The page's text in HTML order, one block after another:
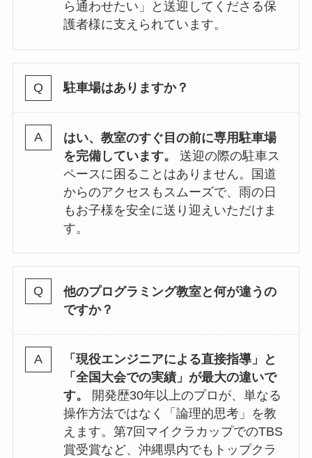
ら通わせたい」と送迎してくださる保
護者様に支えられています。
駐車場はありますか？
はい、教室のすぐ目の前に専用駐車場
を完備しています。
送迎の際の駐車ス
ペースに困ることはありません。国道
からのアクセスもスムーズで、雨の日
もお子様を安全に送り迎えいただけま
す。
他のプログラミング教室と何が違うの
ですか？
「現役エンジニアによる直接指導」と
「全国大会での実績」が最大の違いで
す。
開発歴30年以上のプロが、単なる
操作方法ではなく「論理的思考」を教
えます。第7回マイクラカップでのTBS
賞受賞など、沖縄県内でもトップクラ